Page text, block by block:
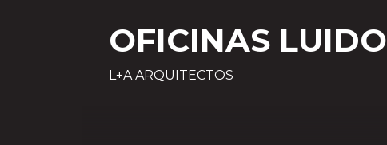
OFICINAS LUIDO
L+A ARQUITECTOS